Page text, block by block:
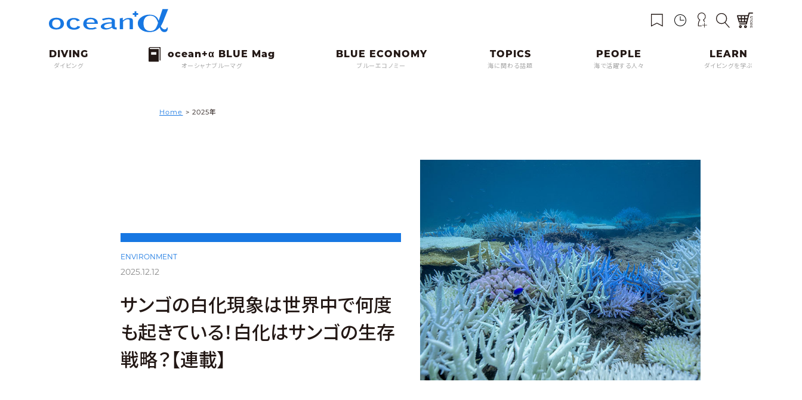
ダイビング オーシャナブルーマグ ブルーエコノミー 海に関わる話題 海で活躍する人々 ダイビングを学ぶ
Home > 2025年
ENVIRONMENT
2025.12.12
サンゴの白化現象は世界中で何度
も起きている！白化はサンゴの生存
戦略？【連載】